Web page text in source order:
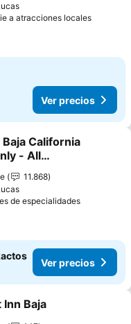
a atracciones localesVer
Ver precios
a favoritos
Baja California
- All
11.868
de especialidadesVer
Ver precios
a favoritos
Inn Baja